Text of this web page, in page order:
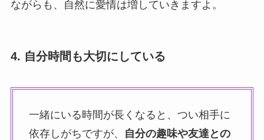
ながらも、自然に愛情は増していきますよ。
4. 自分時間も大切にしている
一緒にいる時間が長くなると、つい相手に
依存しがちですが、
自分の趣味や友達との